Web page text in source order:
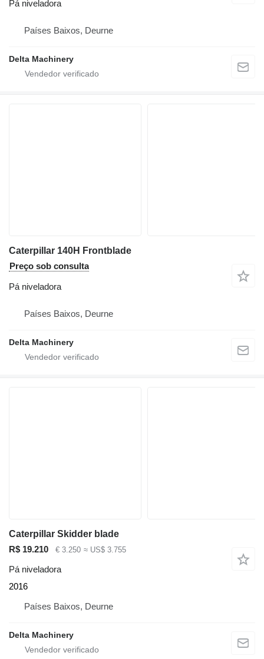
Pá niveladora
Países Baixos, Deurne
Delta Machinery
Caterpillar 140H Frontblade
Preço sob consulta
Pá niveladora
Países Baixos, Deurne
Delta Machinery
Caterpillar Skidder blade
R$ 19.210
€ 3.250 ≈ US$ 3.755
Pá niveladora
2016
Países Baixos, Deurne
Delta Machinery